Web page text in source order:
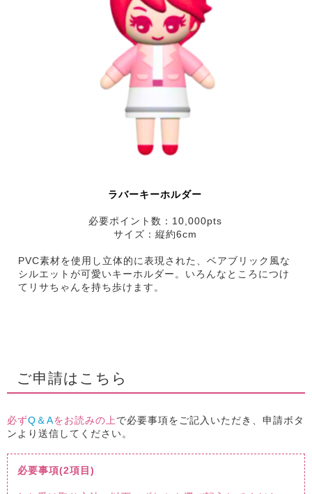
ラバーキーホルダー
必要ポイント数：10,000pts
サイズ：縦約6cm
PVC素材を使用し立体的に表現された、ベアブリック風な
シルエットが可愛いキーホルダー。いろんなところにつけ
てリサちゃんを持ち歩けます。
ご申請はこちら
必ずQ＆Aをお読みの上 で必要事項をご記入いただき、申請ボタ
ンより送信してください。
必要事項(2項目)